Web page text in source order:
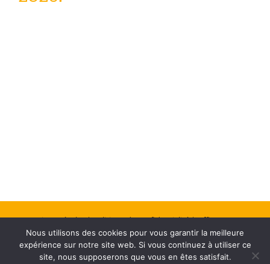
Mentions Légales| Politique de confidentialité| Office Center :
Création de site web
Nous utilisons des cookies pour vous garantir la meilleure
expérience sur notre site web. Si vous continuez à utiliser ce
site, nous supposerons que vous en êtes satisfait.